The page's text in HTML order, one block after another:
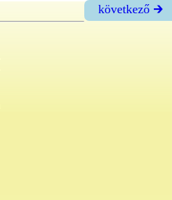
következő 🡲